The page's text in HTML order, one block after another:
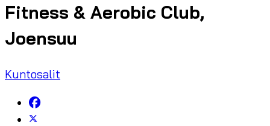
Fitness & Aerobic Club,
Joensuu
Kuntosalit